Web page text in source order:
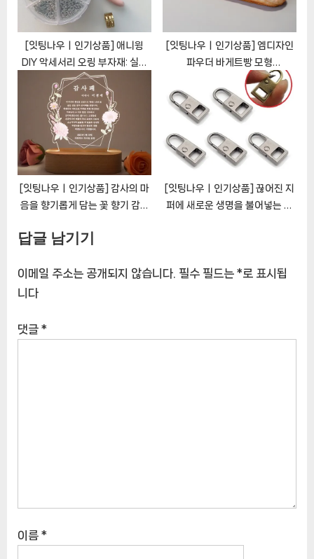
[잇팅나우ㅣ인기상품] 애니윙
DIY 악세서리 오링 부자재: 실버
의 매력과 다양성 [EatingNOW
ㅣ추천상품]
[잇팅나우ㅣ인기상품] 엠디자인
파우더 바게트빵 모형
[EatingNOWㅣ추천상품]
[잇팅나우ㅣ인기상품] 감사의 마
음을 향기롭게 담는 꽃 향기 감사
상품]
[잇팅나우ㅣ인기상품] 끊어진 지
퍼에 새로운 생명을 불어넣는 만
답글 남기기
이메일 주소는 공개되지 않습니다. 필수 필드는 *로 표시됩
니다
댓글 *
이름 *